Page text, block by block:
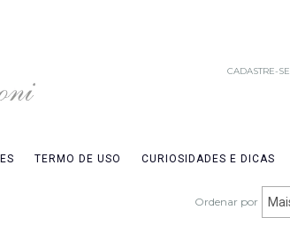
CADASTRE-SE
TERMO DE USO CURIOSIDADES E DICAS
Ordenar por